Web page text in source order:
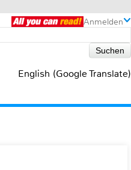
Anmelden
English (Google Translate)